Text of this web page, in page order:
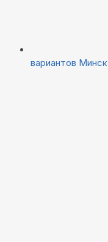
вариантов Минск